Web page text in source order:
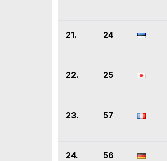
21. 24
22. 25
23. 57
24. 56